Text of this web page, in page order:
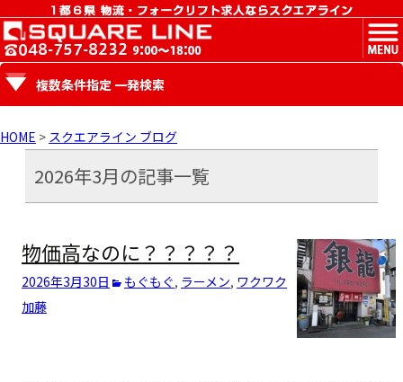
MENU
複数条件指定 一発検索
HOME > スクエアライン ブログ
2026年3月の記事一覧
物価高なのに？？？？？
2026年3月30日 もぐもぐ, ラーメン, ワクワク
加藤